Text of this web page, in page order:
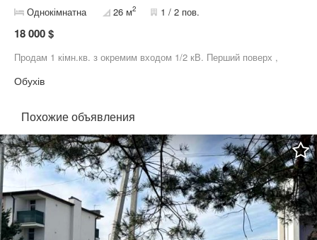
Однокімнатна 26 м2 1 / 2 пов.
18 000 $
Продам 1 кімн.кв. з окремим входом 1/2 кВ. Перший поверх ,
Обухів
Похожие объявления